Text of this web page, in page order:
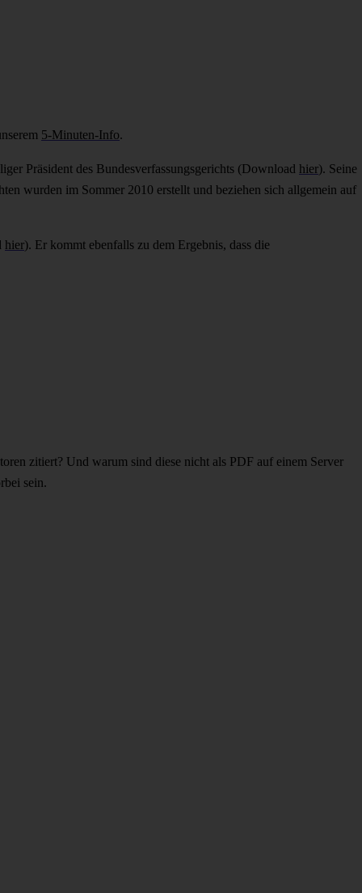
5-Minuten-Info.
Präsident des Bundesverfassungsgerichts (Download hier). Seine
wurden im Sommer 2010 erstellt und beziehen sich allgemein auf
hier). Er kommt ebenfalls zu dem Ergebnis, dass die
zitiert? Und warum sind diese nicht als PDF auf einem Server
sein.